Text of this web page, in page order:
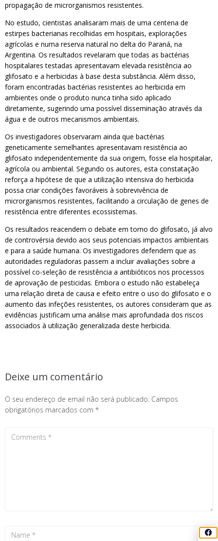
propagação de microrganismos resistentes.
No estudo, cientistas analisaram mais de uma centena de
estirpes bacterianas recolhidas em hospitais, explorações
agrícolas e numa reserva natural no delta do Paraná, na
Argentina. Os resultados revelaram que todas as bactérias
hospitalares testadas apresentavam elevada resistência ao
glifosato e a herbicidas à base desta substância. Além disso,
foram encontradas bactérias resistentes ao herbicida em
ambientes onde o produto nunca tinha sido aplicado
diretamente, sugerindo uma possível disseminação através da
água e de outros mecanismos ambientais.
Os investigadores observaram ainda que bactérias
geneticamente semelhantes apresentavam resistência ao
glifosato independentemente da sua origem, fosse ela hospitalar,
agrícola ou ambiental. Segundo os autores, esta constatação
reforça a hipótese de que a utilização intensiva do herbicida
possa criar condições favoráveis à sobrevivência de
microrganismos resistentes, facilitando a circulação de genes de
resistência entre diferentes ecossistemas.
Os resultados reacendem o debate em torno do glifosato, já alvo
de controvérsia devido aos seus potenciais impactos ambientais
e para a saúde humana. Os investigadores defendem que as
autoridades reguladoras passem a incluir avaliações sobre a
possível co-seleção de resistência a antibióticos nos processos
de aprovação de pesticidas. Embora o estudo não estabeleça
uma relação direta de causa e efeito entre o uso do glifosato e o
aumento das infeções resistentes, os autores consideram que as
evidências justificam uma análise mais aprofundada dos riscos
associados à utilização generalizada deste herbicida.
Deixe um comentário
O seu endereço de email não será publicado. Campos
obrigatórios marcados com *